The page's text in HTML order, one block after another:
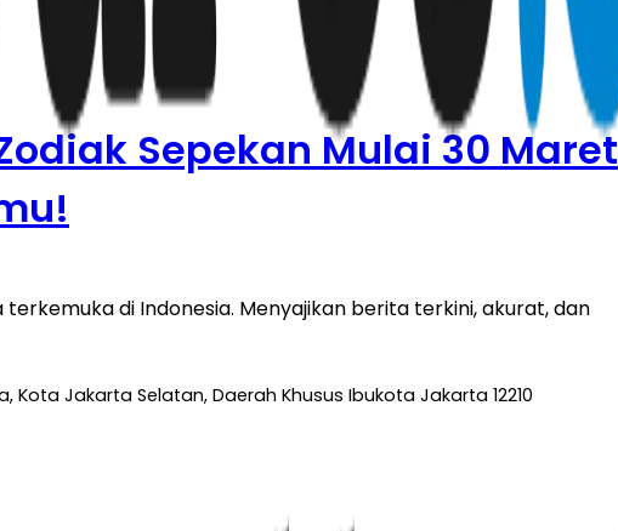
Sepekan Mulai 30 Maret
di Indonesia. Menyajikan berita terkini, akurat, dan
Kota Jakarta Selatan, Daerah Khusus Ibukota Jakarta 12210